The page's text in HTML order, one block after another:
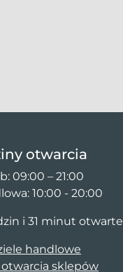
otwarcia
09:00 – 21:00
10:00 - 20:00
i 31 minut otwarte
handlowe
sklepów